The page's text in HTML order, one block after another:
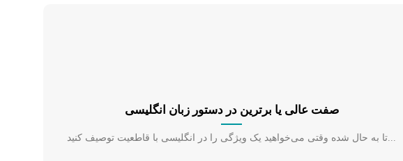
صفت عالی یا برترین در دستور زبان انگلیسی
تا به حال شده وقتی می‌خواهید یک ویژگی را در انگلیسی با قاطعیت توصیف کنید...